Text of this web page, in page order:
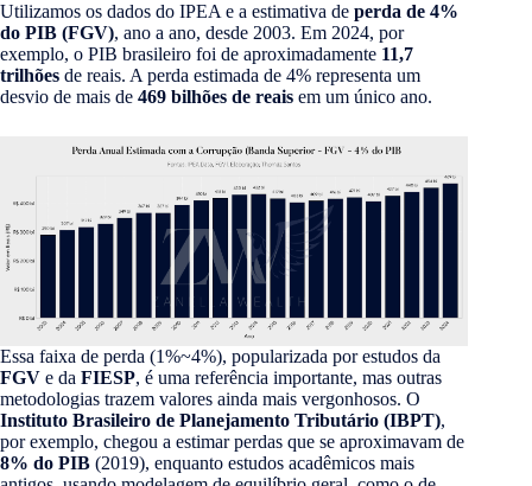
Utilizamos os dados do IPEA e a estimativa de perda de 4%
do PIB (FGV), ano a ano, desde 2003. Em 2024, por
exemplo, o PIB brasileiro foi de aproximadamente 11,7
trilhões de reais. A perda estimada de 4% representa um
desvio de mais de 469 bilhões de reais em um único ano.
Essa faixa de perda (1%~4%), popularizada por estudos da
FGV e da FIESP, é uma referência importante, mas outras
metodologias trazem valores ainda mais vergonhosos. O
Instituto Brasileiro de Planejamento Tributário (IBPT),
por exemplo, chegou a estimar perdas que se aproximavam de
8% do PIB (2019), enquanto estudos acadêmicos mais